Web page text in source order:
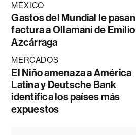
MÉXICO
Gastos del Mundial le pasan
factura a Ollamani de Emilio
Azcárraga
MERCADOS
El Niño amenaza a América
Latina y Deutsche Bank
identifica los países más
expuestos